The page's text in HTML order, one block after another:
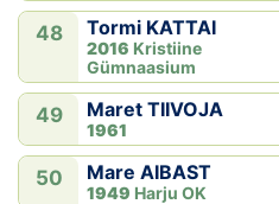
48 Tormi KATTAI
2016 Kristiine
Gümnaasium
49 Maret TIIVOJA
1961
50 Mare AIBAST
1949 Harju OK